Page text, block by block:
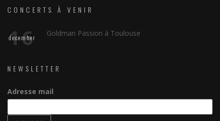
CONCERTS À VENIR
16
december Goldman Passion à Toulouse
NEWSLETTER
Adresse mail